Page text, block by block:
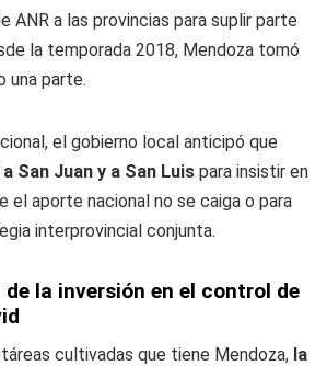
ANR a las provincias para suplir parte
la temporada 2018, Mendoza tomó
una parte.
el gobierno local anticipó que
San Juan y a San Luis para insistir en
el aporte nacional no se caiga o para
interprovincial conjunta.
la inversión en el control de
cultivadas que tiene Mendoza, la